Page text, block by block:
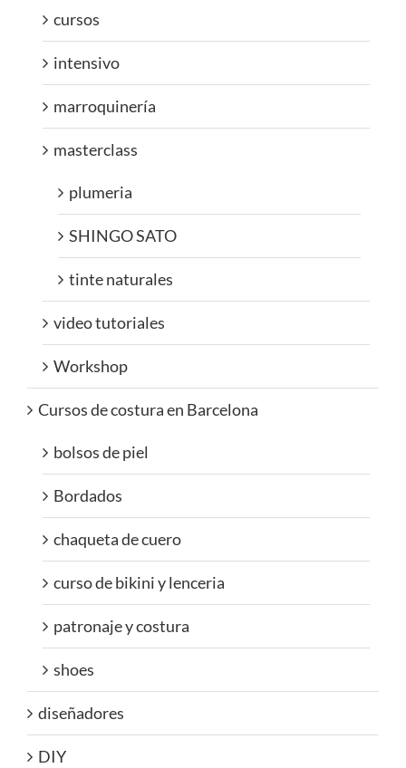
cursos
intensivo
marroquinería
masterclass
plumeria
SHINGO SATO
tinte naturales
video tutoriales
Workshop
Cursos de costura en Barcelona
bolsos de piel
Bordados
chaqueta de cuero
curso de bikini y lenceria
patronaje y costura
shoes
diseñadores
DIY